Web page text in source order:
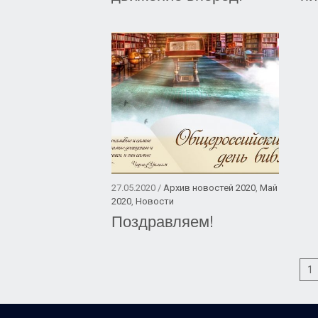
27.05.2020 / Архив новостей 2020 Май
2020 Новости
Поздравляем!
1